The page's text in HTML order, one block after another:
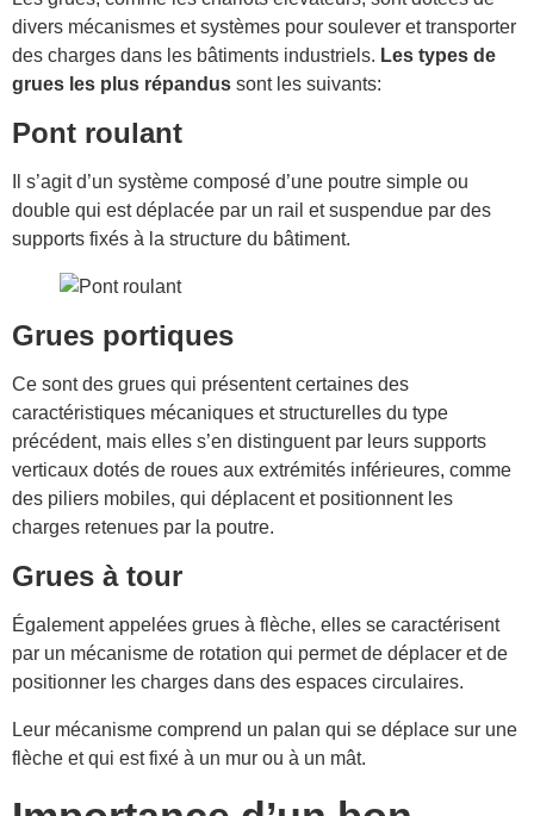
divers mécanismes et systèmes pour soulever et transporter
des charges dans les bâtiments industriels. Les types de
grues les plus répandus sont les suivants:
Pont roulant
Il s’agit d’un système composé d’une poutre simple ou
double qui est déplacée par un rail et suspendue par des
supports fixés à la structure du bâtiment.
Grues portiques
Ce sont des grues qui présentent certaines des
caractéristiques mécaniques et structurelles du type
précédent, mais elles s’en distinguent par leurs supports
verticaux dotés de roues aux extrémités inférieures, comme
des piliers mobiles, qui déplacent et positionnent les
charges retenues par la poutre.
Grues à tour
Également appelées grues à flèche, elles se caractérisent
par un mécanisme de rotation qui permet de déplacer et de
positionner les charges dans des espaces circulaires.
Leur mécanisme comprend un palan qui se déplace sur une
flèche et qui est fixé à un mur ou à un mât.